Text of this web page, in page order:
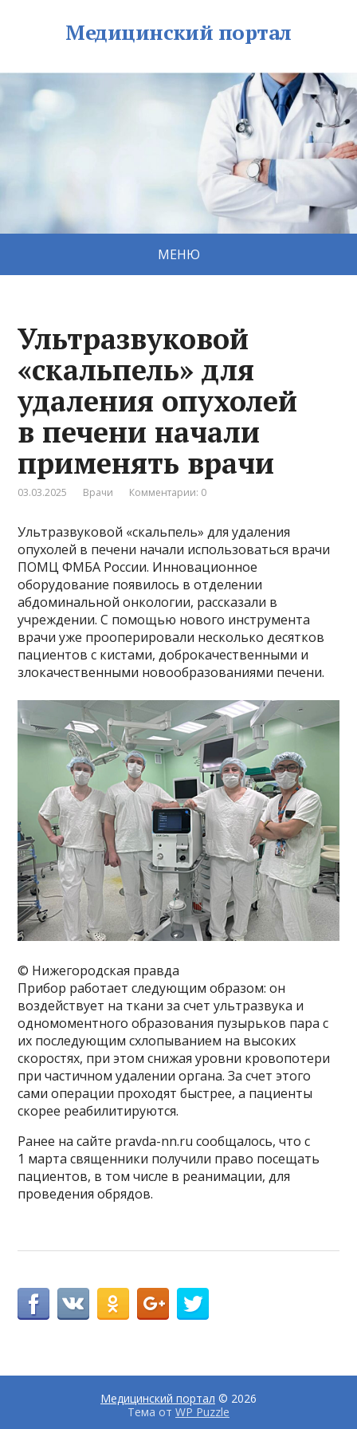
Медицинский портал
МЕНЮ
Ультразвуковой
«скальпель» для
удаления опухолей
в печени начали
применять врачи
03.03.2025 Врачи Комментарии: 0
Ультразвуковой «скальпель» для удаления
опухолей в печени начали использоваться врачи
ПОМЦ ФМБА России. Инновационное
оборудование появилось в отделении
абдоминальной онкологии, рассказали в
учреждении. С помощью нового инструмента
врачи уже прооперировали несколько десятков
пациентов с кистами, доброкачественными и
злокачественными новообразованиями печени.
© Нижегородская правда
Прибор работает следующим образом: он
воздействует на ткани за счет ультразвука и
одномоментного образования пузырьков пара с
их последующим схлопыванием на высоких
скоростях, при этом снижая уровни кровопотери
при частичном удалении органа. За счет этого
сами операции проходят быстрее, а пациенты
скорее реабилитируются.
Ранее на сайте pravda-nn.ru сообщалось, что с
1 марта священники получили право посещать
пациентов, в том числе в реанимации, для
проведения обрядов.
Медицинский портал © 2026
Тема от WP Puzzle